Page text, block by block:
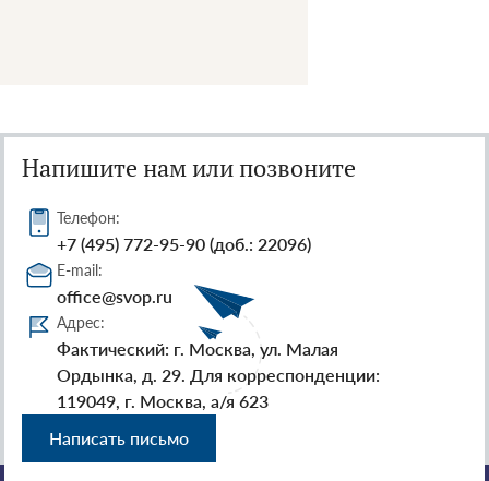
Напишите нам или позвоните
Телефон:
+7 (495) 772-95-90 (доб.: 22096)
E-mail:
office@svop.ru
Адрес:
Фактический: г. Москва, ул. Малая
Ордынка, д. 29. Для корреспонденции:
119049, г. Москва, а/я 623
Написать письмо